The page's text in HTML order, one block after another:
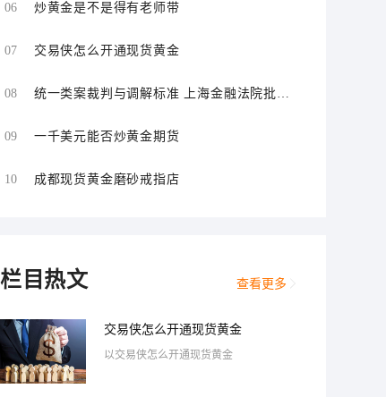
06 炒黄金是不是得有老师带
07 交易侠怎么开通现货黄金
08
统一类案裁判与调解标准 上海金融法院批量
09
一千美元能否炒黄金期货
10 成都现货黄金磨砂戒指店
栏目热文 查看更多
交易侠怎么开通现货黄金
以交易侠怎么开通现货黄金